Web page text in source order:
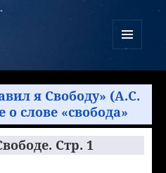
я Свободу» (А.С.
слове «свобода»
Стр. 1